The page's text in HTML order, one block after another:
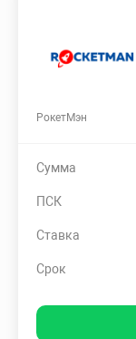
РокетМэн
Сумма
ПСК
Ставка
Срок